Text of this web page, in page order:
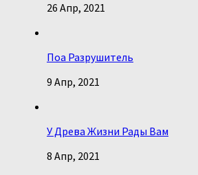
26 Апр, 2021
Поа Разрушитель
9 Апр, 2021
У Древа Жизни Рады Вам
8 Апр, 2021